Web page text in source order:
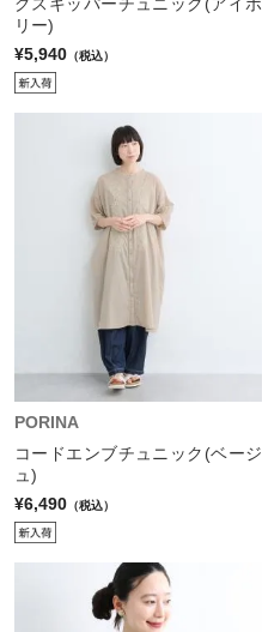
リー)
¥5,940 （税込）
PORINA
コードエンブチュニック(ベージ
ュ)
¥6,490 （税込）